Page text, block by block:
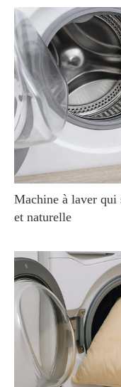
Machine à laver qui
et naturelle